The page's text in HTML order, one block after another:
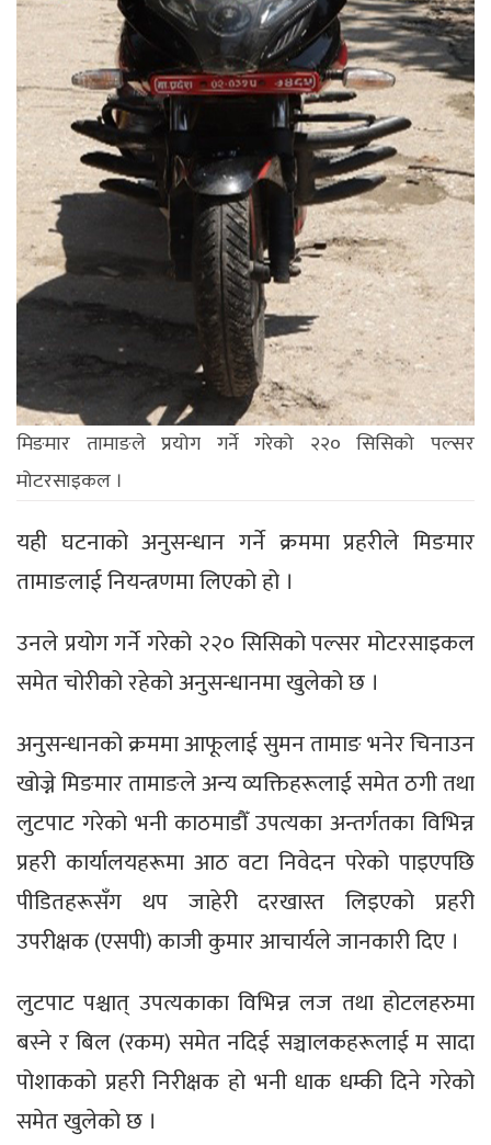
मिङमार तामाङले प्रयोग गर्ने गरेको २२० सिसिको पल्सर
मोटरसाइकल ।
यही घटनाको अनुसन्धान गर्ने क्रममा प्रहरीले मिङमार
तामाङलाई नियन्त्रणमा लिएको हो ।
उनले प्रयोग गर्ने गरेको २२० सिसिको पल्सर मोटरसाइकल
समेत चोरीको रहेको अनुसन्धानमा खुलेको छ ।
अनुसन्धानको क्रममा आफूलाई सुमन तामाङ भनेर चिनाउन
खोज्ने मिङमार तामाङले अन्य व्यक्तिहरूलाई समेत ठगी तथा
लुटपाट गरेको भनी काठमाडौँ उपत्यका अन्तर्गतका विभिन्न
प्रहरी कार्यालयहरूमा आठ वटा निवेदन परेको पाइएपछि
पीडितहरूसँग थप जाहेरी दरखास्त लिइएको प्रहरी
उपरीक्षक (एसपी) काजी कुमार आचार्यले जानकारी दिए ।
लुटपाट पश्चात् उपत्यकाका विभिन्न लज तथा होटलहरुमा
बस्ने र बिल (रकम) समेत नदिई सञ्चालकहरूलाई म सादा
पोशाकको प्रहरी निरीक्षक हो भनी धाक धम्की दिने गरेको
समेत खुलेको छ ।